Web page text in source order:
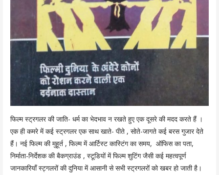
फिल्म स्ट्रगलर की जाति- धर्म का भेदभाव न रखते हुए एक दूसरे की मदद करते हैं ।
एक ही कमरे में कई स्ट्रगलर एक साथ खाते- पीते , सोते-जागते कई बरस गुजार देते
हैं। नई फिल्म की मुहूर्त , फिल्म में आर्टिस्ट कास्टिंग का समय, ऑफिस का पता,
निर्माता-निर्देशक की बैकग्राउंड , स्टूडियों में फिल्म शुटिंग जैसी कई महत्वपूर्ण
जानकारियाँ स्ट्गलरों की दुनिया में आसानी से सभी स्ट्रगलरों को खबर हो जाती है।